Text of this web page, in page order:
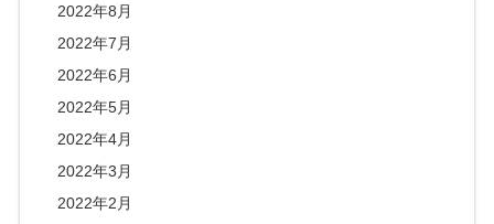
2022年8月
2022年7月
2022年6月
2022年5月
2022年4月
2022年3月
2022年2月